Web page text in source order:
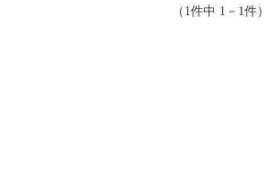
（1件中 1－1件）